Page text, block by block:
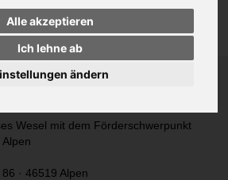
Alle akzeptieren
Ich lehne ab
ändern
Wesel mit dem Förderschwerpunkt
· 46519 Alpen